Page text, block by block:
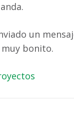
un
bonito.